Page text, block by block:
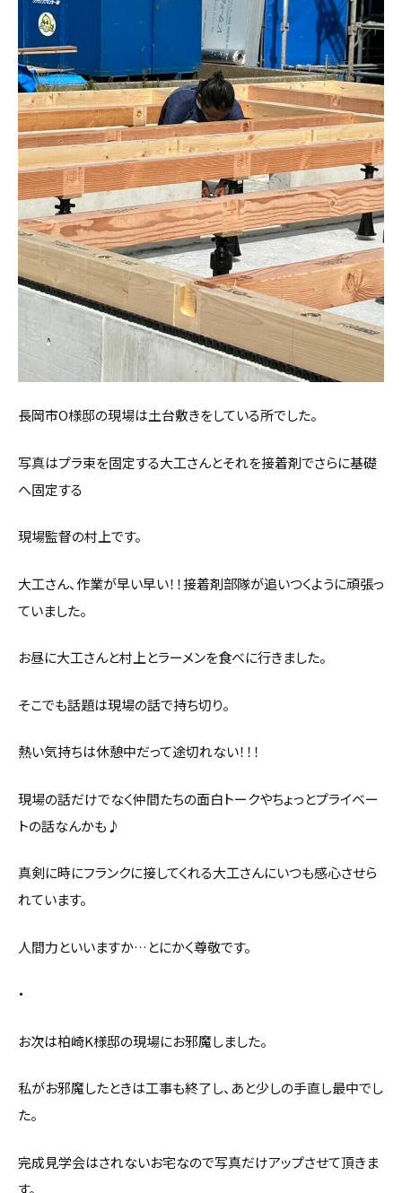
長岡市О様邸の現場は土台敷きをしている所でした。
写真はプラ束を固定する大工さんとそれを接着剤でさらに基礎
へ固定する
現場監督の村上です。
大工さん、作業が早い早い！！接着剤部隊が追いつくように頑張っ
ていました。
お昼に大工さんと村上とラーメンを食べに行きました。
そこでも話題は現場の話で持ち切り。
熱い気持ちは休憩中だって途切れない！！！
現場の話だけでなく仲間たちの面白トークやちょっとプライベー
トの話なんかも♪
真剣に時にフランクに接してくれる大工さんにいつも感心させら
れています。
人間力といいますか…とにかく尊敬です。
・
お次は柏崎K様邸の現場にお邪魔しました。
私がお邪魔したときは工事も終了し、あと少しの手直し最中でし
た。
完成見学会はされないお宅なので写真だけアップさせて頂きま
す。